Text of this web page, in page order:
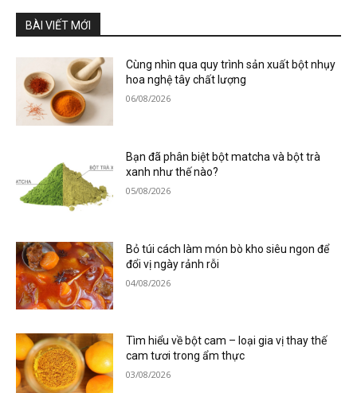
BÀI VIẾT MỚI
Cùng nhìn qua quy trình sản xuất bột nhụy
hoa nghệ tây chất lượng
06/08/2026
Bạn đã phân biệt bột matcha và bột trà
xanh như thế nào?
05/08/2026
Bỏ túi cách làm món bò kho siêu ngon để
đổi vị ngày rảnh rỗi
04/08/2026
Tìm hiểu về bột cam – loại gia vị thay thế
cam tươi trong ẩm thực
03/08/2026